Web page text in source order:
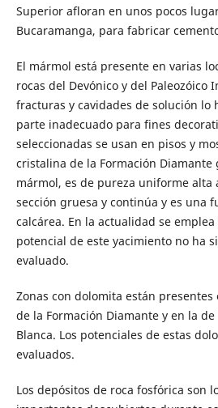
Superior afloran en unos pocos
Bucaramanga, para fabricar
El mármol está presente en varias
rocas del Devónico y del Paleozóico
fracturas y cavidades de solución lo
parte inadecuado para fines
seleccionadas se usan en pisos y
cristalina de la Formación
mármol, es de pureza uniforme alta
sección gruesa y continúa y es una
calcárea. En la actualidad se
potencial de este yacimiento no ha
evaluado.
Zonas con dolomita están
de la Formación Diamante y en la de
Blanca. Los potenciales de estas
evaluados.
Los depósitos de roca fosfórica son